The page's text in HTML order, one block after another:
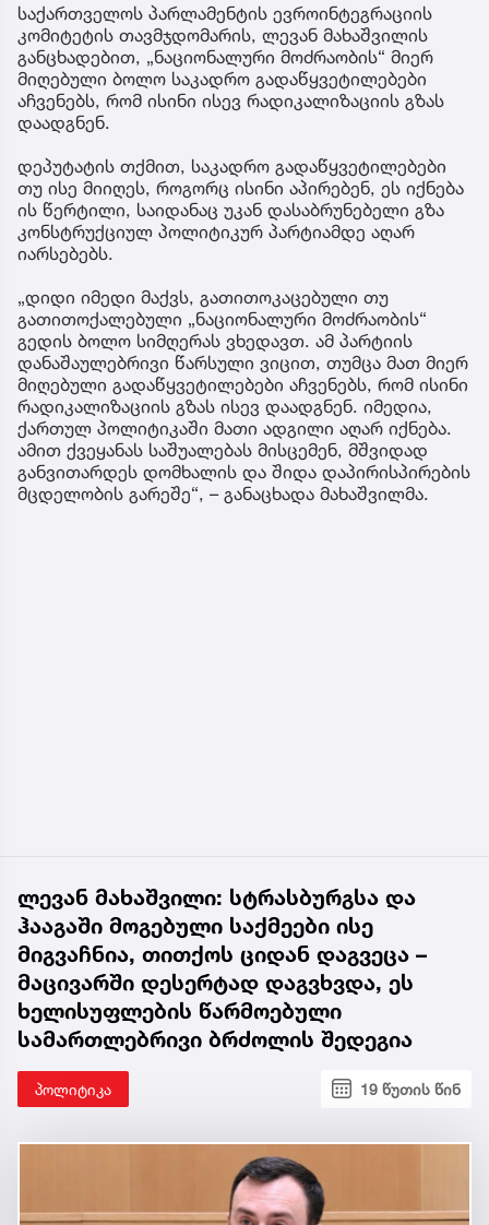
საქართველოს პარლამენტის ევროინტეგრაციის
კომიტეტის თავმჯდომარის, ლევან მახაშვილის
განცხადებით, „ნაციონალური მოძრაობის“ მიერ
მიღებული ბოლო საკადრო გადაწყვეტილებები
აჩვენებს, რომ ისინი ისევ რადიკალიზაციის გზას
დაადგნენ.
დეპუტატის თქმით, საკადრო გადაწყვეტილებები
თუ ისე მიიღეს, როგორც ისინი აპირებენ, ეს იქნება
ის წერტილი, საიდანაც უკან დასაბრუნებელი გზა
კონსტრუქციულ პოლიტიკურ პარტიამდე აღარ
იარსებებს.
„დიდი იმედი მაქვს, გათითოკაცებული თუ
გათითოქალებული „ნაციონალური მოძრაობის“
გედის ბოლო სიმღერას ვხედავთ. ამ პარტიის
დანაშაულებრივი წარსული ვიცით, თუმცა მათ მიერ
მიღებული გადაწყვეტილებები აჩვენებს, რომ ისინი
რადიკალიზაციის გზას ისევ დაადგნენ. იმედია,
ქართულ პოლიტიკაში მათი ადგილი აღარ იქნება.
ამით ქვეყანას საშუალებას მისცემენ, მშვიდად
განვითარდეს დომხალის და შიდა დაპირისპირების
მცდელობის გარეშე“, – განაცხადა მახაშვილმა.
ლევან მახაშვილი: სტრასბურგსა და
ჰააგაში მოგებული საქმეები ისე
მიგვაჩნია, თითქოს ციდან დაგვეცა –
მაცივარში დესერტად დაგვხვდა, ეს
ხელისუფლების წარმოებული
სამართლებრივი ბრძოლის შედეგია
პოლიტიკა 19 წუთის წინ